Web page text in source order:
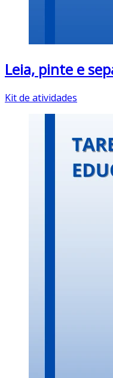
Leia, pinte e
Kit de atividades